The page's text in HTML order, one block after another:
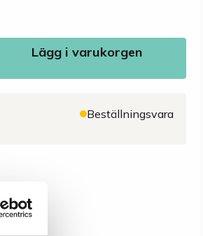
Lägg i varukorgen
Beställningsvara